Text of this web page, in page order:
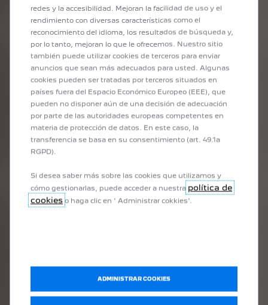
SUV 5008
CATÁLOGO SUV 5008
redes y la accesibilidad. Mejoran la facilidad de uso y el
rendimiento con diversas características como el
reconocimiento del idioma, los resultados de búsqueda y,
por lo tanto, mejoran lo que le ofrecemos. Nuestro sitio
también puede utilizar cookies de terceros para enviar
anuncios que sean más adecuados para usted. Algunas
cookies pueden ser tratadas por terceros situados en
países fuera del Espacio Económico Europeo (EEE), que
pueden no disponer aún de una decisión de adecuación
por parte de las autoridades europeas competentes en
materia de protección de datos. En este caso, la
transferencia se basa en su consentimiento (art. 49.1a
RGPD).
Si desea saber más sobre las cookies que utilizamos y
cómo gestionarlas, puede acceder a nuestra política de
cookies o haga clic en ' Administrar cokkies'.
ADMINISTRAR COOKIES